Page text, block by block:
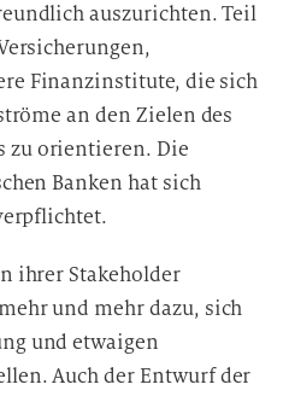
auszurichten. Teil
Finanzinstitute, die sich
an den Zielen des
zu orientieren. Die
Banken hat sich
ihrer Stakeholder
und mehr dazu, sich
und etwaigen
Auch der Entwurf der